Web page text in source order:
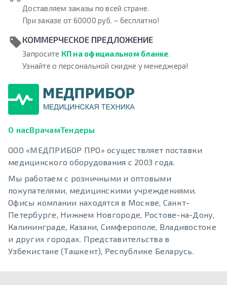
Доставляем заказы по всей стране.
При заказе от 60000 руб. – бесплатно!
КОММЕРЧЕСКОЕ ПРЕДЛОЖЕНИЕ
Запросите КП на официальном бланке.
Узнайте о персональной скидке у менеджера!
О насВрачамТендеры
ООО «МЕДПРИБОР ПРО» осуществляет поставки
медицинского оборудования с 2003 года.
Мы работаем с розничными и оптовыми
покупателями, медицинскими учреждениями.
Офисы компании находятся в Москве, Санкт-
Петербурге, Нижнем Новгороде, Ростове-на-Дону,
Калининграде, Казани, Симферополе, Владивостоке
и других городах. Представительства в
Узбекистане (Ташкент), Республике Беларусь.